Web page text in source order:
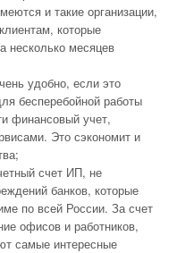
и такие организации,
которые
несколько месяцев
удобно, если это
бесперебойной работы
финансовый учет,
Это сэкономит и
счет ИП, не
банков, которые
по всей России. За счет
офисов и работников,
самые интересные